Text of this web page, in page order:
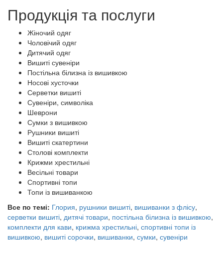
Продукція та послуги
Жіночий одяг
Чоловічий одяг
Дитячий одяг
Вишиті сувеніри
Постільна білизна із вишивкою
Носові хусточки
Серветки вишиті
Сувеніри, символіка
Шеврони
Сумки з вишивкою
Рушники вишиті
Вишиті скатертини
Столові комплекти
Крижми хрестильні
Весільні товари
Спортивні топи
Топи із вишиванкою
Все по темі: Глория, рушники вишиті, вишиванки з флісу,
серветки вишиті, дитячі товари, постільна білизна із вишивкою,
комплекти для кави, крижма хрестильні, спортивні топи із
вишивкою, вишиті сорочки, вишиванки, сумки, сувеніри